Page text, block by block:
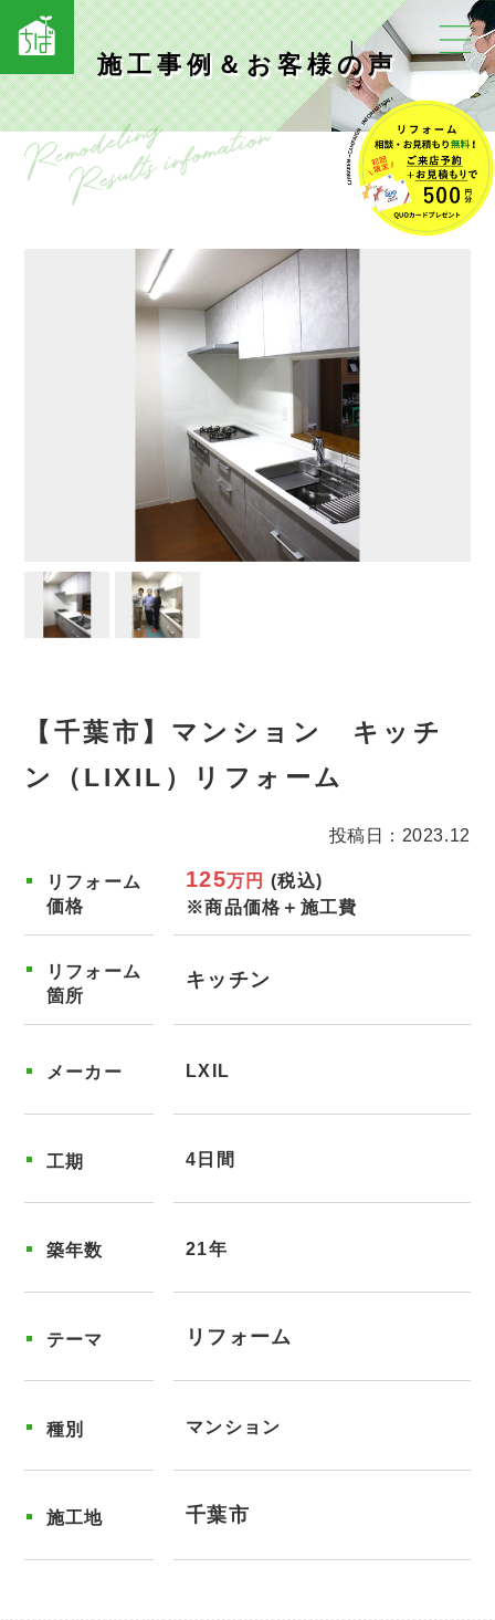
施工事例＆お客様の声
【千葉市】マンション キッチ
ン（LIXIL）リフォーム
投稿日：2023.12
リフォーム
価格
125万円 (税込)
※商品価格＋施工費
リフォーム
箇所
キッチン
メーカー LXIL
工期 4日間
築年数 21年
テーマ リフォーム
種別 マンション
施工地 千葉市